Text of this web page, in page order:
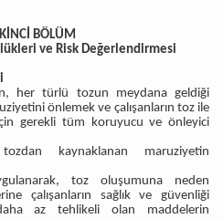
BÖLÜM
ve Risk Değerlendirmesi
her türlü tozun meydana geldiği
önlemek ve çalışanların toz ile
gerekli tüm koruyucu ve önleyici
kaynaklanan maruziyetin
toz oluşumuna neden
çalışanların sağlık ve güvenliği
az tehlikeli olan maddelerin